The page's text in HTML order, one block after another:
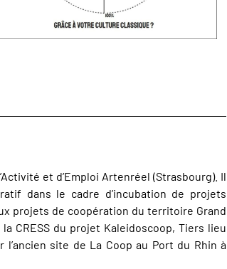
et d’Emploi Artenréel (Strasbourg). Il
dans le cadre d’incubation de projets
projets de coopération du territoire Grand
CRESS du projet Kaleidoscoop, Tiers lieu
site de La Coop au Port du Rhin à